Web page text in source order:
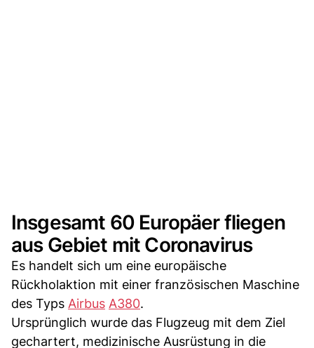
Insgesamt 60 Europäer fliegen
aus Gebiet mit Coronavirus
Es handelt sich um eine europäische
Rückholaktion mit einer französischen Maschine
des Typs Airbus A380.
Ursprünglich wurde das Flugzeug mit dem Ziel
gechartert, medizinische Ausrüstung in die